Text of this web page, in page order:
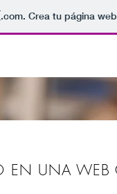
.com. Crea tu página
EN UNA